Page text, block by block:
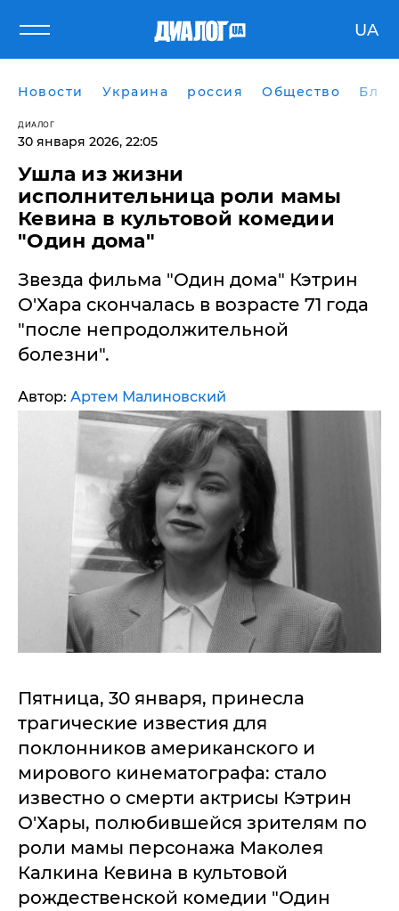
UA
Новости Украина россия Общество
ДИАЛОГ
30 января 2026, 22:05
Ушла из жизни
исполнительница роли мамы
Кевина в культовой комедии
"Один дома"
Звезда фильма "Один дома" Кэтрин
О'Хара скончалась в возрасте 71 года
"после непродолжительной
болезни".
Автор: Артем Малиновский
Пятница, 30 января, принесла
трагические известия для
поклонников американского и
мирового кинематографа: стало
известно о смерти актрисы Кэтрин
О'Хары, полюбившейся зрителям по
роли мамы персонажа Маколея
Калкина Кевина в культовой
рождественской комедии "Один